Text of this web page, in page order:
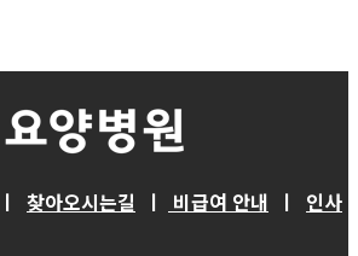
ㅣ 찾아오시는길 ㅣ 비급여 안내 ㅣ 인사